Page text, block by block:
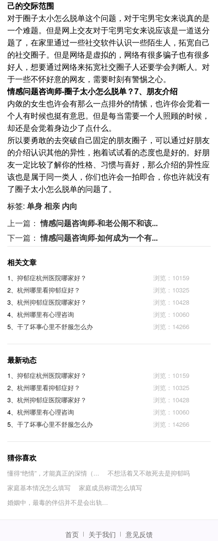
己的交际范围
对于圈子太小怎么脱单这个问题，对于宅男宅女来说真的是
一个难题。但是网上交友对于宅男宅女来说应该是一道送分
题了，在家里通过一些社交软件认识一些陌生人，拓宽自己
的社交圈子。但是网络是虚拟的，网络有很多骗子也有很多
好人，想要通过网络来拓宽社交圈子人还要学会判断人。对
于一些不怀好意的网友，需要时刻有警惕之心。
情感问题咨询师-圈子太小怎么脱单？7、朋友介绍
内敛的女生也许会有那么一点排外的情愫，也许你会觉着一
个人有时候也挺有意思。但是每当需要一个人照顾的时候，
却还是会觉着身边少了点什么。
所以要勇敢的去突破自己固定的朋友圈子，可以通过好朋友
的介绍认识其他的异性，抱着试试看的态度也是好的。好朋
友一定比较了解你的性格、习惯与喜好，那么介绍的异性应
该也是属于同一类人，你们也许会一拍即合，你也许就没有
了圈子太小怎么脱单的问题了。
标签: 单身相亲 内向
上一篇：情感问题咨询师-和老公闹不和该...
下一篇：情感问题咨询师-如何成为一个有...
相关文章
1、 抑郁症杭州医院哪家好？
浏览：10159
2、 杭州哪里看抑郁症好？
浏览：10325
3、 杭州抑郁症医院哪家好？
浏览：10428
4、 杭州哪里有心理咨询
浏览：10060
5、 干了坏事心里不舒服怎么办 浏览：14266
最新动态
1、 抑郁症杭州医院哪家好？
浏览：10159
2、 杭州哪里看抑郁症好？
浏览：10325
3、 杭州抑郁症医院哪家好？
浏览：10428
4、 杭州哪里有心理咨询
浏览：10060
5、 干了坏事心里不舒服怎么办 浏览：14266
猜你喜欢
懂得“绝情”，才能真正的深情（...
不想活着又不敢死去是抑郁吗
家庭基本情况怎么填写
家庭成员称谓怎么填写
婚姻中，最毒的伴侣并不是会出轨...
首页 关于我们 意见反馈